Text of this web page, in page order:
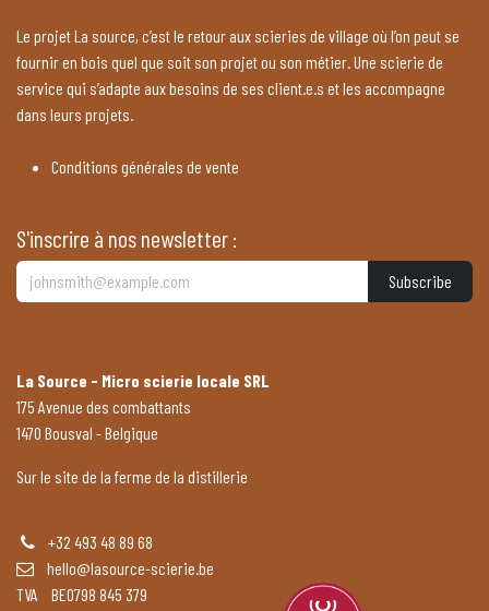
Le projet La source, c’est le retour aux scieries de village où l’on peut se
fournir en bois quel que soit son projet ou son métier. Une scierie de
service qui s’adapte aux besoins de ses client.e.s et les accompagne
dans leurs projets.
Conditions générales de vente
S'inscrire à nos newsletter :
Subscribe
La Source - Micro scierie locale SRL
175 Avenue des combattants
1470 Bousval - Belgique
Sur le site de la ferme de la distillerie
+32 493 48 89 68
hello@lasource-scierie.be
TVA BE0798 845 379